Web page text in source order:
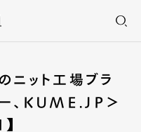
ニット工場ブラ
ー、KUME.JP＞